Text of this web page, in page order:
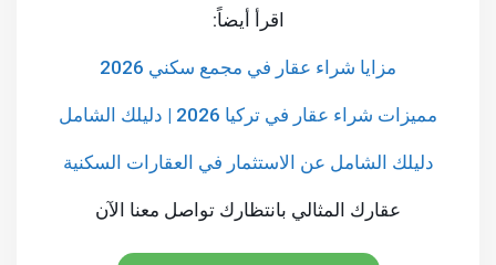
اقرأ أيضاً:
مزايا شراء عقار في مجمع سكني 2026
مميزات شراء عقار في تركيا 2026 | دليلك الشامل
دليلك الشامل عن الاستثمار في العقارات السكنية
عقارك المثالي بانتظارك تواصل معنا الآن